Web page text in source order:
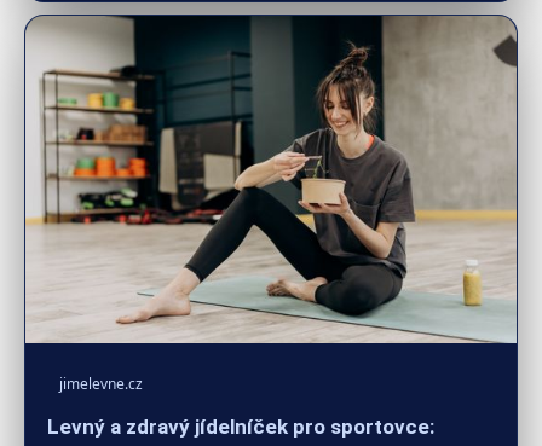
jimelevne.cz
Levný a zdravý jídelníček pro sportovce: